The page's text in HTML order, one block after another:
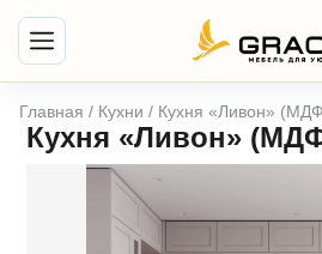
Главная / Кухни / Кухня «Ливон»
Кухня «Ливон»